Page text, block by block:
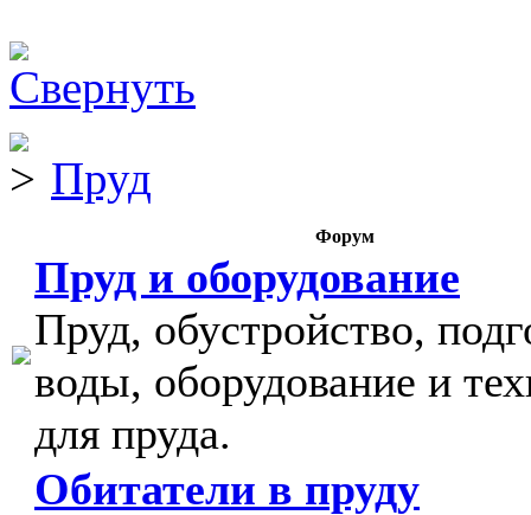
Пруд
Форум
Пруд и оборудование
Пруд, обустройство,
воды, оборудование и
для пруда.
Обитатели в пруду